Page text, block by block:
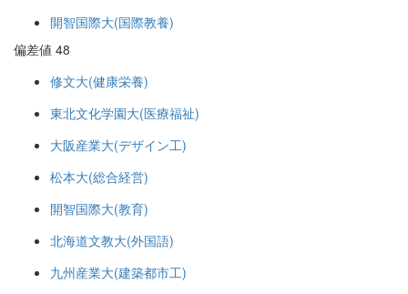
開智国際大(国際教養)
偏差値 48
修文大(健康栄養)
東北文化学園大(医療福祉)
大阪産業大(デザイン工)
松本大(総合経営)
開智国際大(教育)
北海道文教大(外国語)
九州産業大(建築都市工)